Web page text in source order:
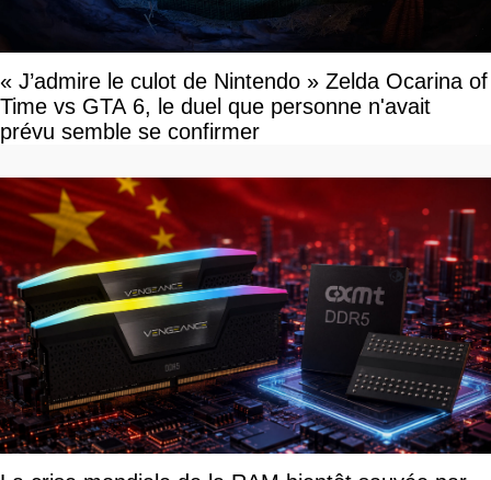
« J’admire le culot de Nintendo » Zelda Ocarina of
Time vs GTA 6, le duel que personne n'avait
prévu semble se confirmer